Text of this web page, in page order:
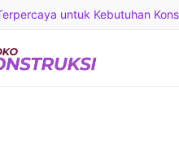
untuk Kebutuhan